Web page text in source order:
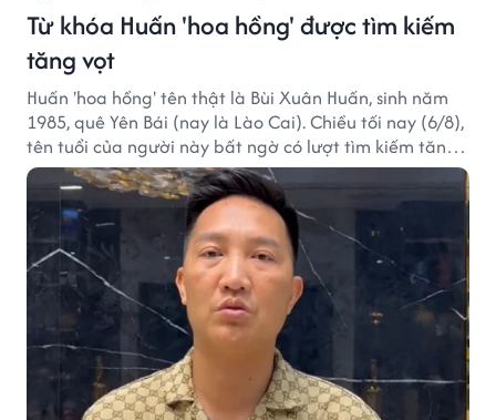
Từ khóa Huấn 'hoa hồng' được tìm kiếm
tăng vọt
Huấn 'hoa hồng' tên thật là Bùi Xuân Huấn, sinh năm
1985, quê Yên Bái (nay là Lào Cai). Chiều tối nay (6/8),
tên tuổi của người này bất ngờ có lượt tìm kiếm tăng
vọt.